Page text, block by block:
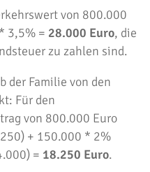
von 800.000
3,5% = 28.000 Euro, die
zu zahlen sind.
der Familie von den
Für den
von 800.000 Euro
+ 150.000 * 2%
= 18.250 Euro.